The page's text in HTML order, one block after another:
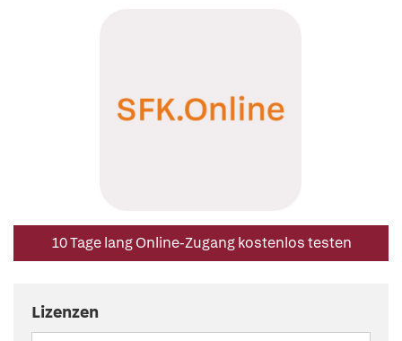
10 Tage lang Online-Zugang kostenlos testen
Lizenzen